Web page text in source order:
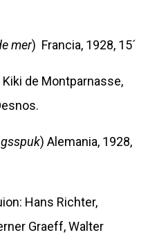
mer) Francia, 1928, 15´
de Montparnasse,
) Alemania, 1928,
Hans Richter,
Graeff, Walter